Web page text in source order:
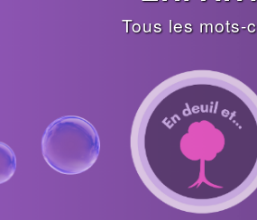
Tous les mots-